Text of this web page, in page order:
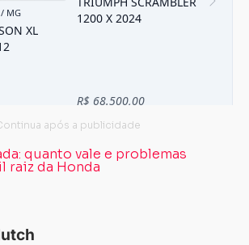
quanto vale e problemas
raiz da Honda